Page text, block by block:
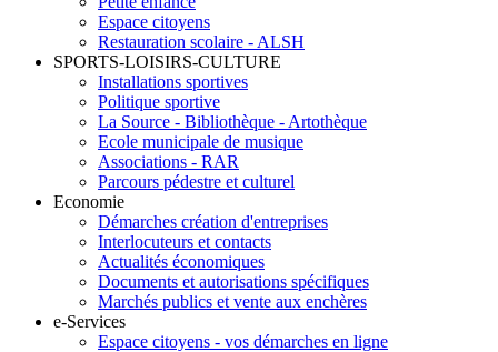
Espace citoyens
Restauration scolaire - ALSH
SPORTS-LOISIRS-CULTURE
Installations sportives
Politique sportive
La Source - Bibliothèque - Artothèque
Ecole municipale de musique
Associations - RAR
Parcours pédestre et culturel
Economie
Démarches création d'entreprises
Interlocuteurs et contacts
Actualités économiques
Documents et autorisations spécifiques
Marchés publics et vente aux enchères
e-Services
Espace citoyens - vos démarches en ligne